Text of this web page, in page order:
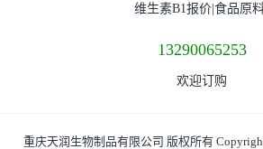
维生素B1报价|食品原
13290065253
欢迎订购
重庆天润生物制品有限公司 版权所有